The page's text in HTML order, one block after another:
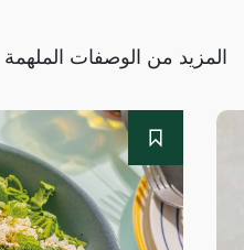
المزيد من الوصفات الملهمة